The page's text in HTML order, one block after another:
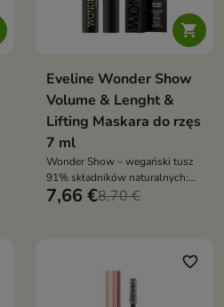

Eveline Wonder Show
Volume & Lenght &
Lifting Maskara do rzęs
7 ml
Wonder Show – wegański tusz
91% składników naturalnych:
spektakularna objętość,
7,66 €8,70 €
favorite_border